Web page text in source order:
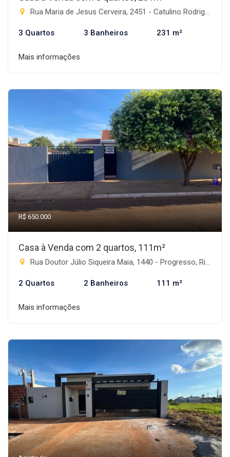
Rua Maria de Jesus Cerveira, 2451 - Catulino Rodrigues de Lima, Rio Brilhante-MS
3 Quartos 3 Banheiros 231 m²
Mais informações
R$ 650.000
Casa à Venda com 2 quartos, 111m²
Rua Doutor Júlio Siqueira Maia, 1440 - Progresso, Rio Brilhante-MS
2 Quartos 2 Banheiros 111 m²
Mais informações